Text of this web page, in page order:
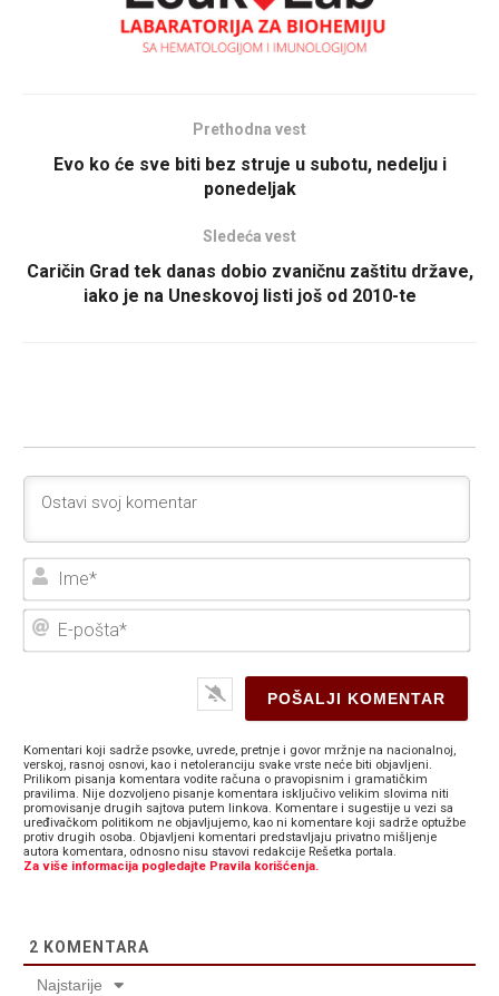
Prethodna vest
Evo ko će sve biti bez struje u subotu, nedelju i
ponedeljak
Sledeća vest
Caričin Grad tek danas dobio zvaničnu zaštitu države,
iako je na Uneskovoj listi još od 2010-te
E-
Komentari koji sadrže psovke, uvrede, pretnje i govor mržnje na nacionalnoj,
verskoj, rasnoj osnovi, kao i netoleranciju svake vrste neće biti objavljeni.
Prilikom pisanja komentara vodite računa o pravopisnim i gramatičkim
pravilima. Nije dozvoljeno pisanje komentara isključivo velikim slovima niti
promovisanje drugih sajtova putem linkova. Komentare i sugestije u vezi sa
uređivačkom politikom ne objavljujemo, kao ni komentare koji sadrže optužbe
protiv drugih osoba. Objavljeni komentari predstavljaju privatno mišljenje
autora komentara, odnosno nisu stavovi redakcije Rešetka portala.
Za više informacija pogledajte Pravila korišćenja.
2 KOMENTARA
Najstarije